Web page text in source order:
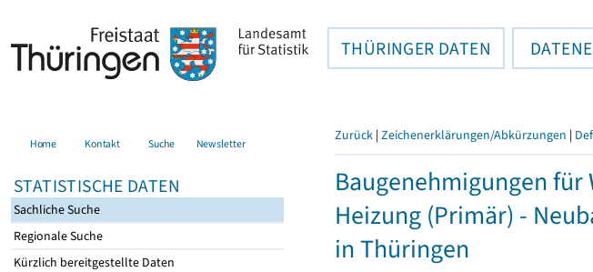
THÜRINGER DATEN
Home Kontakt Suche Newsletter
STATISTISCHE DATEN
Sachliche Suche
Regionale Suche
Kürzlich bereitgestellte Daten
Zurück | Zeichenerklärungen/Abkürzungen |
Baugenehmigungen
Heizung (Primär) -
in Thüringen